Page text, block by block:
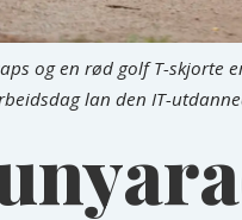
og en rød golf T-skjorte
lan den IT-